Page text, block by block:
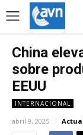
China
sobre
EEUU
INTERNACIONAL
abril 9, 2025